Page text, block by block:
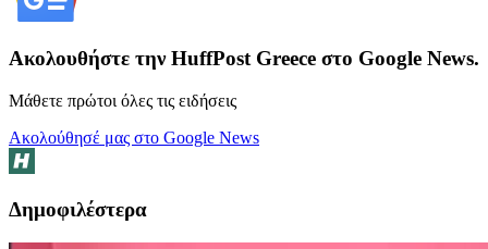
Ακολουθήστε την HuffPost Greece στο Google News.
Μάθετε πρώτοι όλες τις ειδήσεις
Ακολούθησέ μας στο Google News
Δημοφιλέστερα